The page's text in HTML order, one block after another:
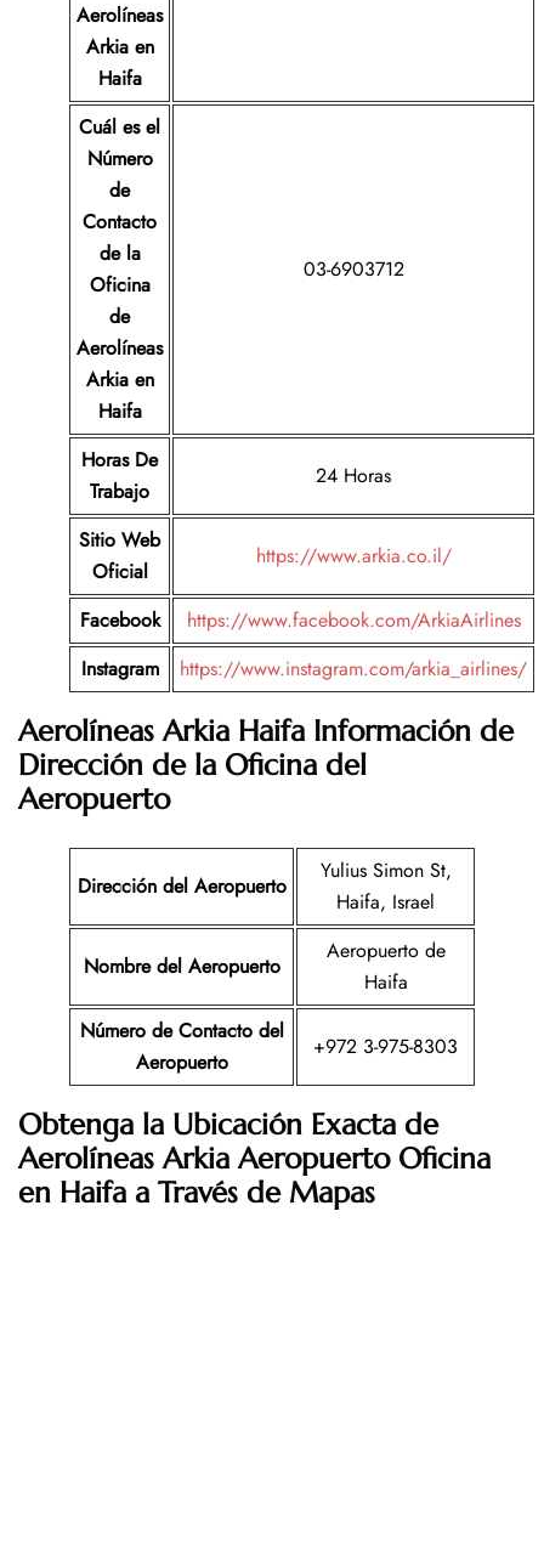
Aerolíneas
Arkia en
Haifa
Cuál es el
Número
de
Contacto
de la
Oficina
de
Aerolíneas
Arkia en
Haifa
03-6903712
Horas De
Trabajo
24 Horas
Sitio Web
Oficial
https://www.arkia.co.il/
Facebook
https://www.facebook.com/ArkiaAirlines
Instagram
https://www.instagram.com/arkia_airlines/
Aerolíneas Arkia Haifa Información de
Dirección de la Oficina del
Aeropuerto
Dirección del Aeropuerto
Yulius Simon St,
Haifa, Israel
Nombre del Aeropuerto
Aeropuerto de
Haifa
Número de Contacto del
Aeropuerto
+972 3-975-8303
Obtenga la Ubicación Exacta de
Aerolíneas ArkiaAeropuerto Oficina
en Haifa a Través de Mapas